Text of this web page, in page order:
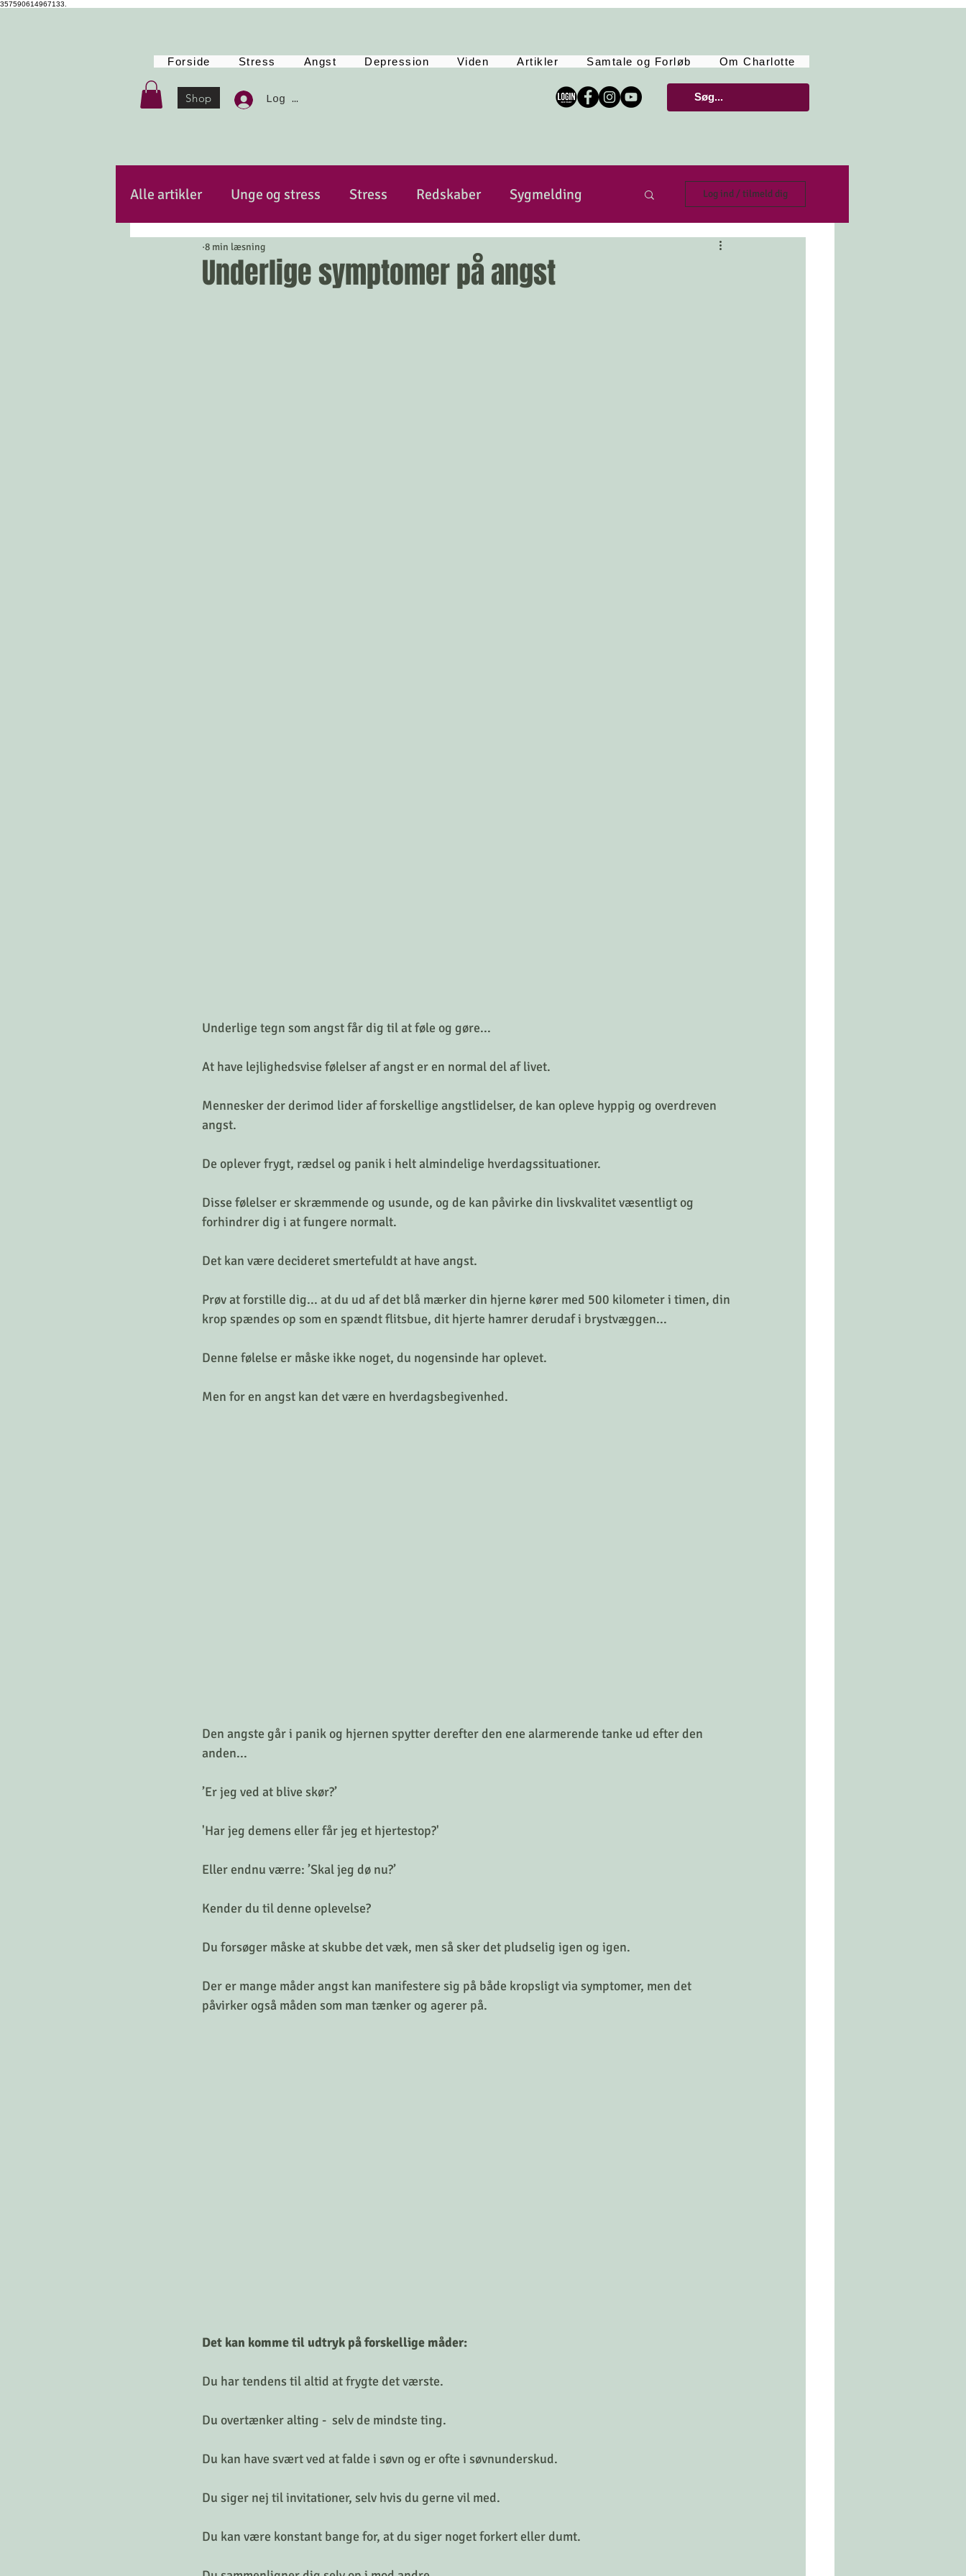
357590614967133.
Forside Stress Angst Depression Viden Artikler Samtale og Forløb Om Charlotte
Shop Log Ind
Alle artikler Unge og stress Stress Redskaber Sygmelding
Autencitet Kost Selvkærlig og selvomsorg
Log ind / tilmeld dig
Underlige symptomer på angst
8 min læsning
Underlige tegn som angst får dig til at føle og gøre...
At have lejlighedsvise følelser af angst er en normal del af livet.
Mennesker der derimod lider af forskellige angstlidelser, de kan opleve hyppig og overdreven
angst.
De oplever frygt, rædsel og panik i helt almindelige hverdagssituationer.
Disse følelser er skræmmende og usunde, og de kan påvirke din livskvalitet væsentligt og
forhindrer dig i at fungere normalt.
Det kan være decideret smertefuldt at have angst.
Prøv at forstille dig... at du ud af det blå mærker din hjerne kører med 500 kilometer i timen, din
krop spændes op som en spændt flitsbue, dit hjerte hamrer derudaf i brystvæggen...
Denne følelse er måske ikke noget, du nogensinde har oplevet.
Men for en angst kan det være en hverdagsbegivenhed.
Den angste går i panik og hjernen spytter derefter den ene alarmerende tanke ud efter den
anden...
’Er jeg ved at blive skør?’
'Har jeg demens eller får jeg et hjertestop?'
Eller endnu værre: ’Skal jeg dø nu?’
Kender du til denne oplevelse?
Du forsøger måske at skubbe det væk, men så sker det pludselig igen og igen.
Der er mange måder angst kan manifestere sig på både kropsligt via symptomer, men det
påvirker også måden som man tænker og agerer på.
Det kan komme til udtryk på forskellige måder:
Du har tendens til altid at frygte det værste.
Du overtænker alting -  selv de mindste ting.
Du kan have svært ved at falde i søvn og er ofte i søvnunderskud.
Du siger nej til invitationer, selv hvis du gerne vil med.
Du kan være konstant bange for, at du siger noget forkert eller dumt.